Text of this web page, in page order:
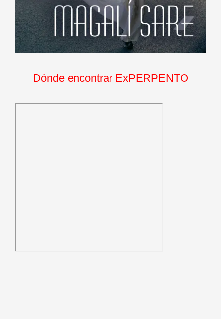
Dónde encontrar ExPERPENTO